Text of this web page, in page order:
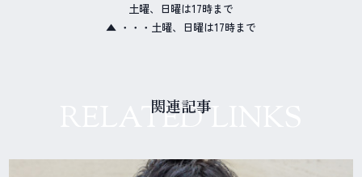
土曜、日曜は17時まで
▲ ・・・土曜、日曜は17時まで
RELATED LINKS
関連記事